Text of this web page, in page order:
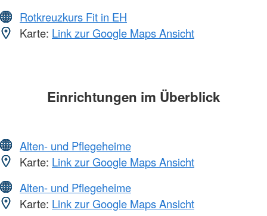
Rotkreuzkurs Fit in EH
Karte: Link zur Google Maps Ansicht
Einrichtungen im Überblick
Alten- und Pflegeheime
Karte: Link zur Google Maps Ansicht
Alten- und Pflegeheime
Karte: Link zur Google Maps Ansicht